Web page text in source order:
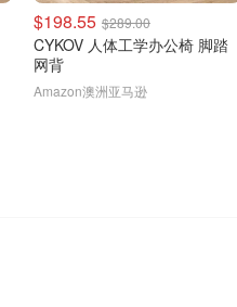
$198.55 $289.00
CYKOV 人体工学办公椅 脚踏
网背
Amazon澳洲亚马逊